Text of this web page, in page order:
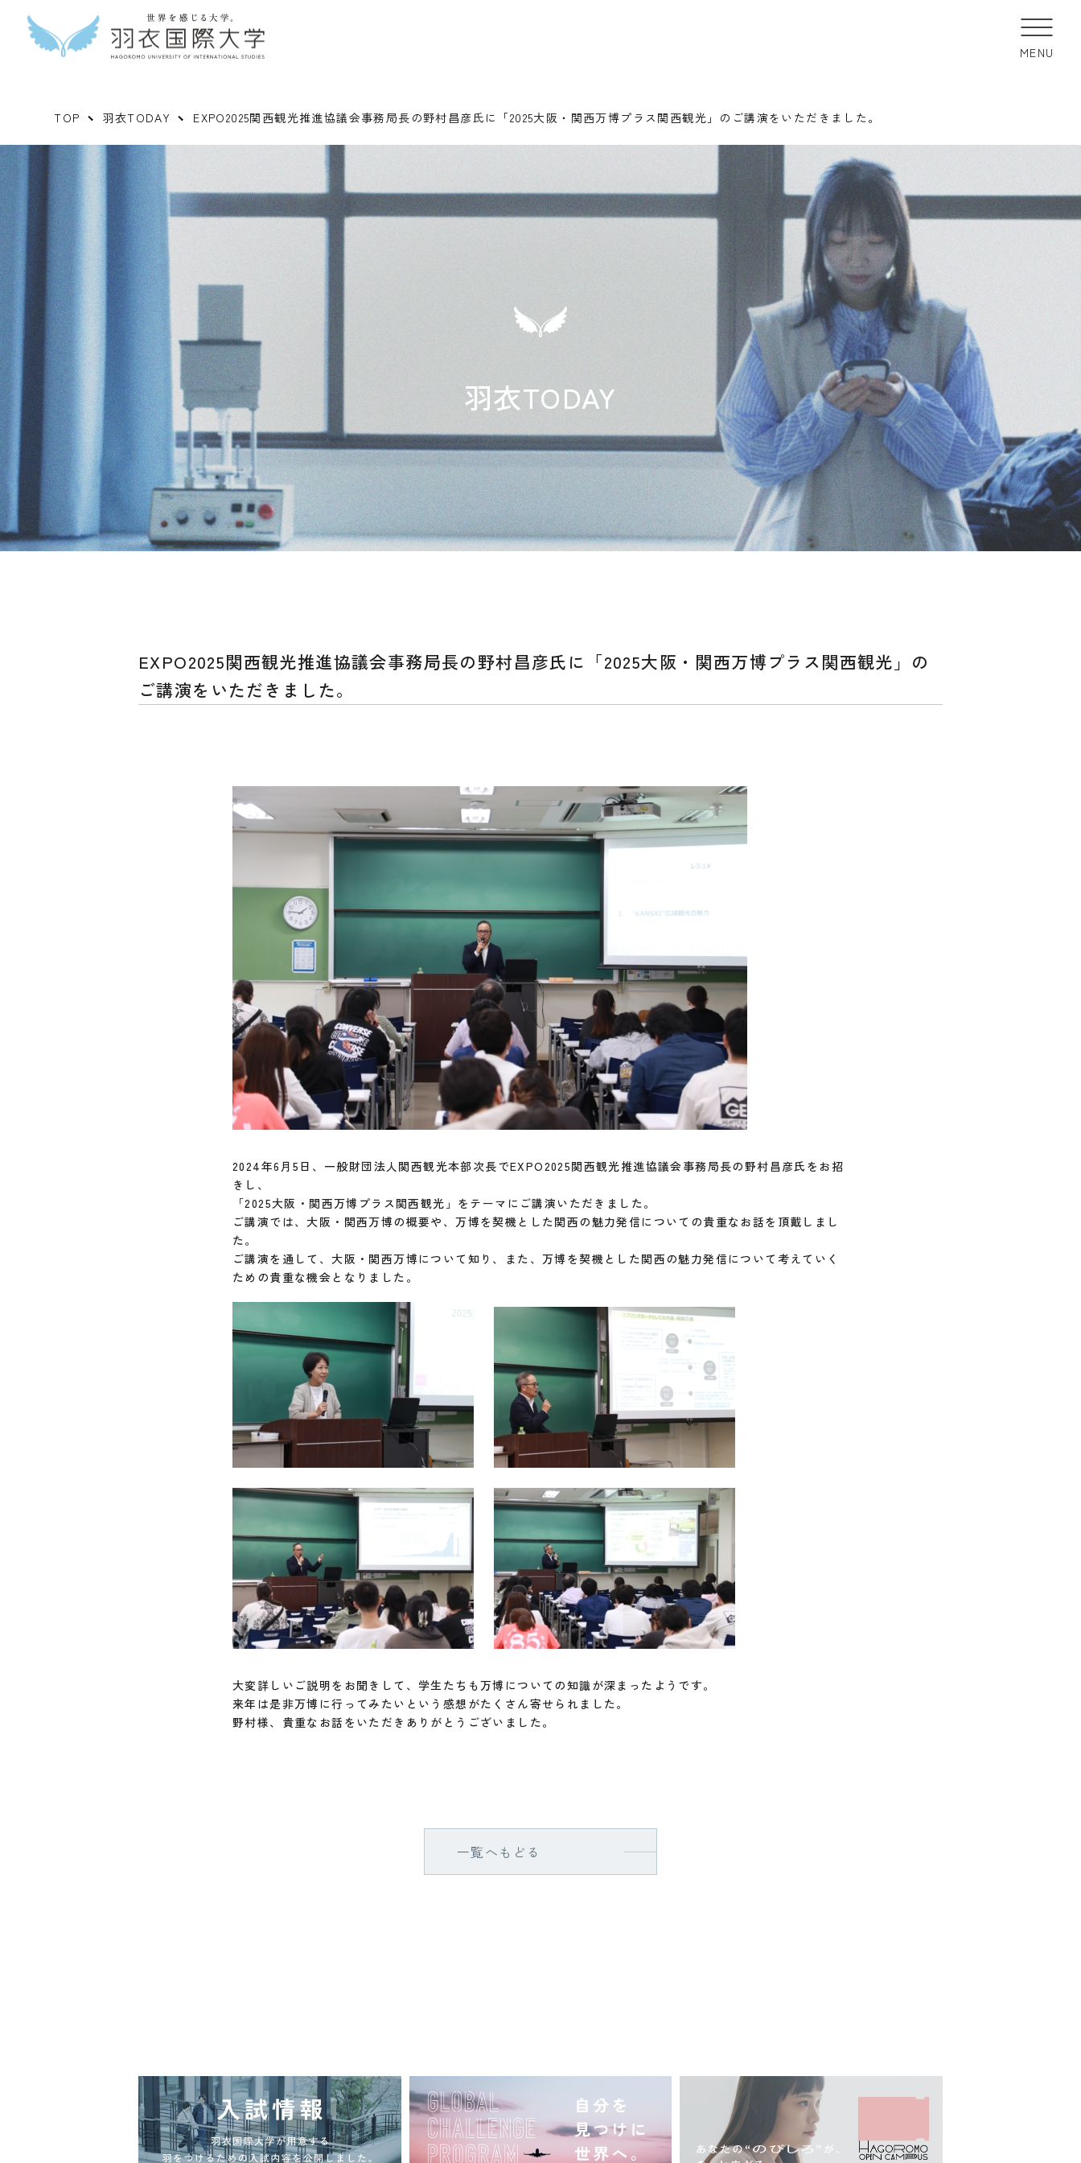
MENU
TOP 羽衣TODAY EXPO2025関西観光推進協議会事務局長の野村昌彦氏に「2025大阪・関西万博プラス関西観光」のご講演をいただきました。
羽衣TODAY
EXPO2025関西観光推進協議会事務局長の野村昌彦氏に「2025大阪・関西万博プラス関西観光」の
ご講演をいただきました。
2024年6月5日、一般財団法人関西観光本部次長でEXPO2025関西観光推進協議会事務局長の野村昌彦氏をお招
きし、
「2025大阪・関西万博プラス関西観光」をテーマにご講演いただきました。
ご講演では、大阪・関西万博の概要や、万博を契機とした関西の魅力発信についての貴重なお話を頂戴しまし
た。
ご講演を通して、大阪・関西万博について知り、また、万博を契機とした関西の魅力発信について考えていく
ための貴重な機会となりました。
大変詳しいご説明をお聞きして、学生たちも万博についての知識が深まったようです。
来年は是非万博に行ってみたいという感想がたくさん寄せられました。
野村様、貴重なお話をいただきありがとうございました。
一覧へもどる